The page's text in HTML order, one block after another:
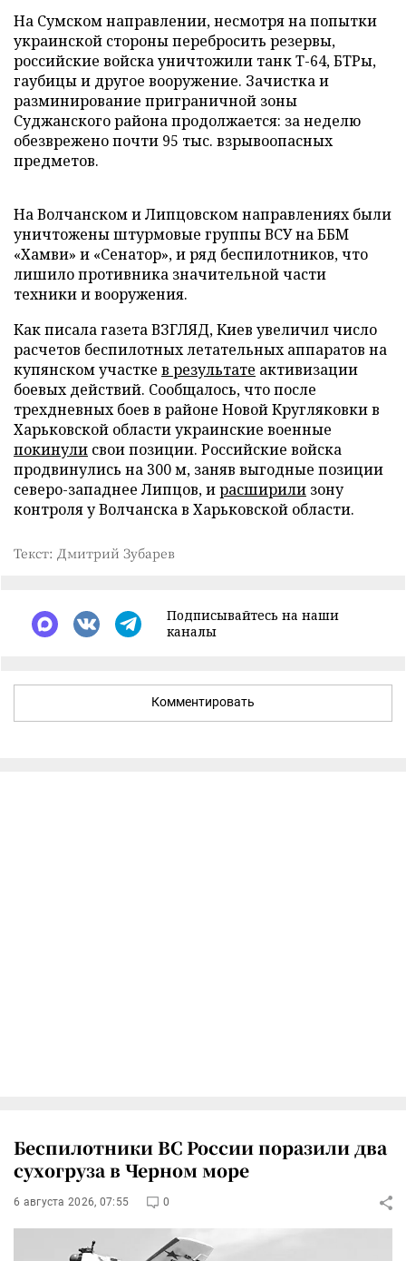
На Сумском направлении, несмотря на попытки
украинской стороны перебросить резервы,
российские войска уничтожили танк Т-64, БТРы,
гаубицы и другое вооружение. Зачистка и
разминирование приграничной зоны
Суджанского района продолжается: за неделю
обезврежено почти 95 тыс. взрывоопасных
предметов.
На Волчанском и Липцовском направлениях были
уничтожены штурмовые группы ВСУ на ББМ
«Хамви» и «Сенатор», и ряд беспилотников, что
лишило противника значительной части
техники и вооружения.
Как писала газета ВЗГЛЯД, Киев увеличил число
расчетов беспилотных летательных аппаратов на
купянском участке в результате активизации
боевых действий. Сообщалось, что после
трехдневных боев в районе Новой Кругляковки в
Харьковской области украинские военные
покинули свои позиции. Российские войска
продвинулись на 300 м, заняв выгодные позиции
северо-западнее Липцов, ирасширили зону
контроля у Волчанска в Харьковской области.
Текст: Дмитрий Зубарев
Подписывайтесь на наши
каналы
Комментировать
Беспилотники ВС России поразили два
сухогруза в Черном море
6 августа 2026, 07:55 0